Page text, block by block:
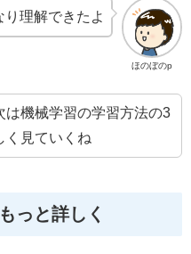
ほのぼのp
り理解できたよ
は機械学習の学習方法の3
く見ていくね
っと詳しく